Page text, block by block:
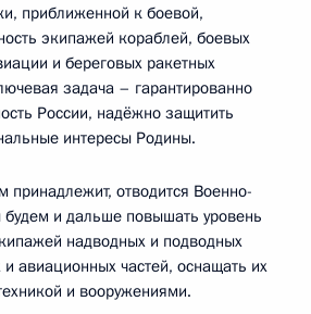
приближенной к боевой,
экипажей кораблей, боевых
и береговых ракетных
задача – гарантированно
России, надёжно защитить
интересы Родины.
принадлежит, отводится Военно-
и дальше повышать уровень
надводных и подводных
авиационных частей, оснащать их
и вооружениями.